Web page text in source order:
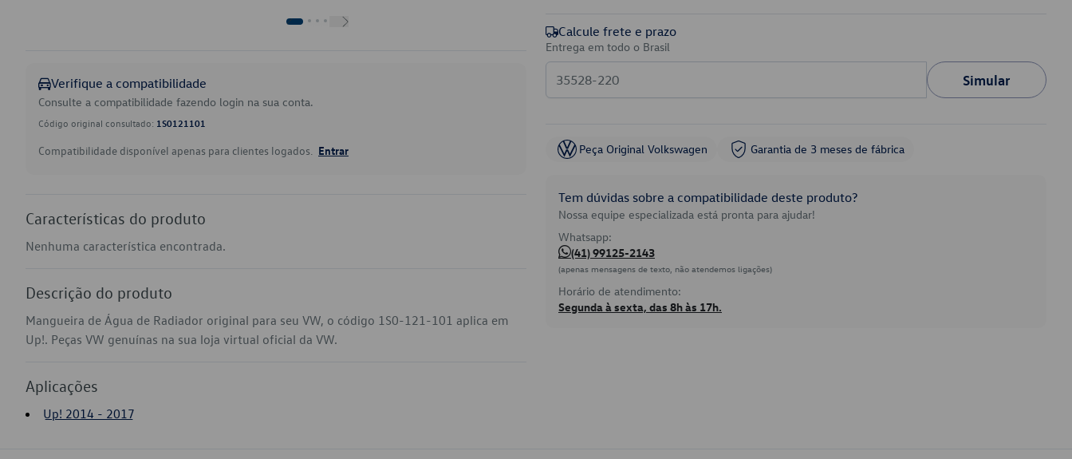
Verifique a compatibilidade
Consulte a compatibilidade fazendo login na sua conta.
Código original consultado: 1S0121101
Compatibilidade disponível apenas para clientes logados. Entrar
Características do produto
Nenhuma característica encontrada.
Descrição do produto
Mangueira de Água de Radiador original para seu VW, o código 1S0-121-101 aplica em
Up!. Peças VW genuínas na sua loja virtual oficial da VW.
Aplicações
Up! 2014 - 2017
Calcule frete e prazo
Entrega em todo o Brasil
Simular
Peça Original Volkswagen Garantia de 3 meses de fábrica
Tem dúvidas sobre a compatibilidade deste produto?
Nossa equipe especializada está pronta para ajudar!
Whatsapp:
(41) 99125-2143
(apenas mensagens de texto, não atendemos ligações)
Horário de atendimento:
Segunda à sexta, das 8h às 17h.